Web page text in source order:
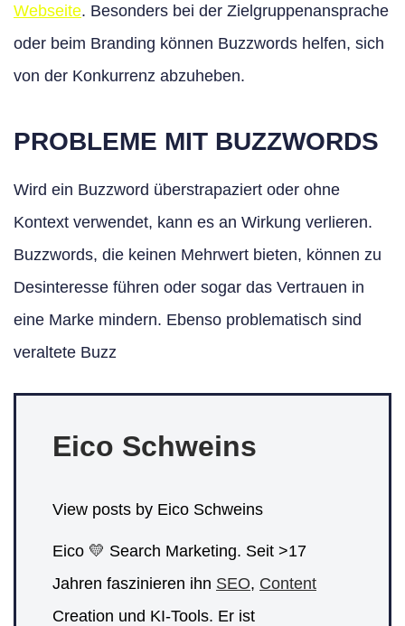
Webseite. Besonders bei der Zielgruppenansprache
oder beim Branding können Buzzwords helfen, sich
von der Konkurrenz abzuheben.
PROBLEME MIT BUZZWORDS
Wird ein Buzzword überstrapaziert oder ohne
Kontext verwendet, kann es an Wirkung verlieren.
Buzzwords, die keinen Mehrwert bieten, können zu
Desinteresse führen oder sogar das Vertrauen in
eine Marke mindern. Ebenso problematisch sind
veraltete Buzz
Eico Schweins
View posts by Eico Schweins
Eico 💛 Search Marketing. Seit >17
Jahren faszinieren ihn SEO, Content
Creation und KI-Tools. Er ist